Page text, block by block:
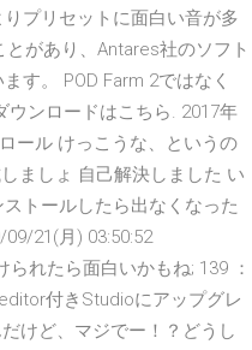
プリセットに面白い音が多
があり、Antares社のソフト
す。 POD Farm 2ではなく
ウンロードはこちら. 2017年
ール けっこうな、というの
ましょ 自己解決しました い
トールしたら出なくなった
21(月) 03:50:52
れたら面白いかもね; 139 ：
付きStudioにアップグレ
けど、マジでー！？どうし